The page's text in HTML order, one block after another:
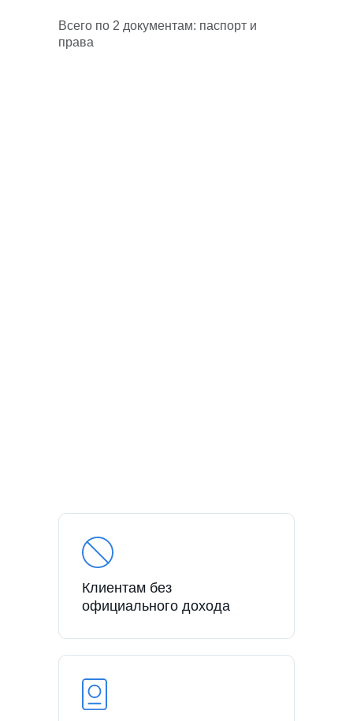
Всего по 2 документам: паспорт и
права
Клиентам без
официального дохода